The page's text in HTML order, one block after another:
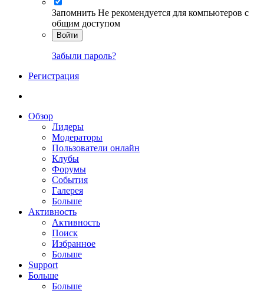
Запомнить Не рекомендуется для компьютеров с
общим доступом
Войти
Забыли пароль?
Регистрация
Обзор
Лидеры
Модераторы
Пользователи онлайн
Клубы
Форумы
События
Галерея
Больше
Активность
Активность
Поиск
Избранное
Больше
Support
Больше
Больше